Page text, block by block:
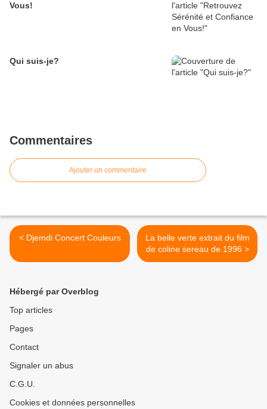
Vous!
Qui suis-je?
Commentaires
Ajouter un commentaire
< Djemdi Concert Couleurs
La belle verte extrait du film
de coline sereau de 1996 >
Hébergé par Overblog
Top articles
Pages
Contact
Signaler un abus
C.G.U.
Cookies et données personnelles